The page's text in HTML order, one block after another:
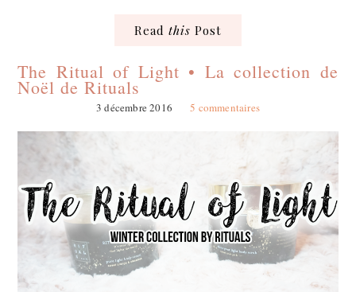
Read this Post
The Ritual of Light • La collection de
Noël de Rituals
3 décembre 2016 5 commentaires